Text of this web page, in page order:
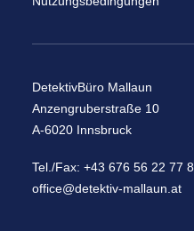
DetektivBüro Mallaun
Anzengruberstraße 10
A-6020 Innsbruck
Tel./Fax: +43 676 56 22 77 8
office@detektiv-mallaun.at